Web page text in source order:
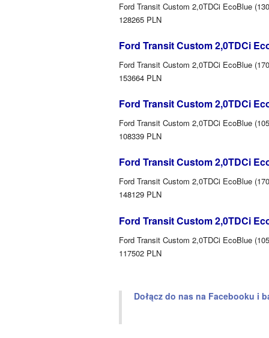
Ford Transit Custom 2,0TDCi EcoBlue
128265 PLN
Ford Transit Custom 2,0TDCi
Ford Transit Custom 2,0TDCi EcoBlue
153664 PLN
Ford Transit Custom 2,0TDCi
Ford Transit Custom 2,0TDCi EcoBlue
108339 PLN
Ford Transit Custom 2,0TDCi
Ford Transit Custom 2,0TDCi EcoBlue
148129 PLN
Ford Transit Custom 2,0TDCi
Ford Transit Custom 2,0TDCi EcoBlue
117502 PLN
Dołącz do nas na Facebooku i